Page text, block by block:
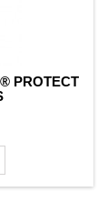
PROTECT